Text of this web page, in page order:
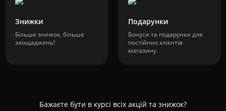
Знижки
Більше знижок, більше
заощаджень!
Подарунки
Бонуси та подарунки для
постійних клієнтів
магазину
Бажаєте бути в курсі всіх акцій та знижок?